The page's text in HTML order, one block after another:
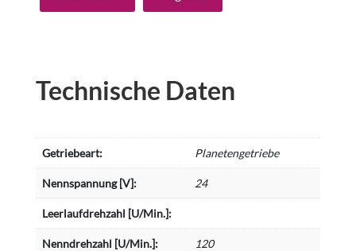
Technische Daten
Getriebeart: Planetengetriebe
Nennspannung [V]: 24
Leerlaufdrehzahl [U/Min.]:
Nenndrehzahl [U/Min.]: 120